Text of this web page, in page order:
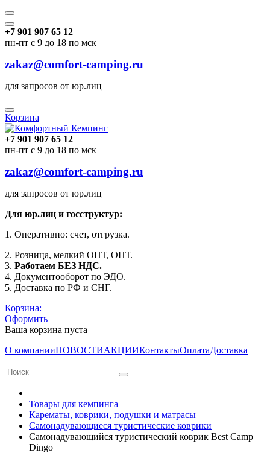
+7 901 907 65 12
пн-пт с 9 до 18 по мск
zakaz@comfort-camping.ru
для запросов от юр.лиц
Корзина
+7 901 907 65 12
пн-пт с 9 до 18 по мск
zakaz@comfort-camping.ru
для запросов от юр.лиц
Для юр.лиц и госструктур:
1. Оперативно: счет, отгрузка.
2. Розница, мелкий ОПТ, ОПТ.
3. Работаем БЕЗ НДС.
4. Документооборот по ЭДО.
5. Доставка по РФ и СНГ.
Корзина:
Оформить
Ваша корзина пуста
О компанииНОВОСТИАКЦИИКонтактыОплатаДоставка
Товары для кемпинга
Карематы, коврики, подушки и матрасы
Самонадувающиеся туристические коврики
Самонадувающийся туристический коврик Best Camp
Dingo